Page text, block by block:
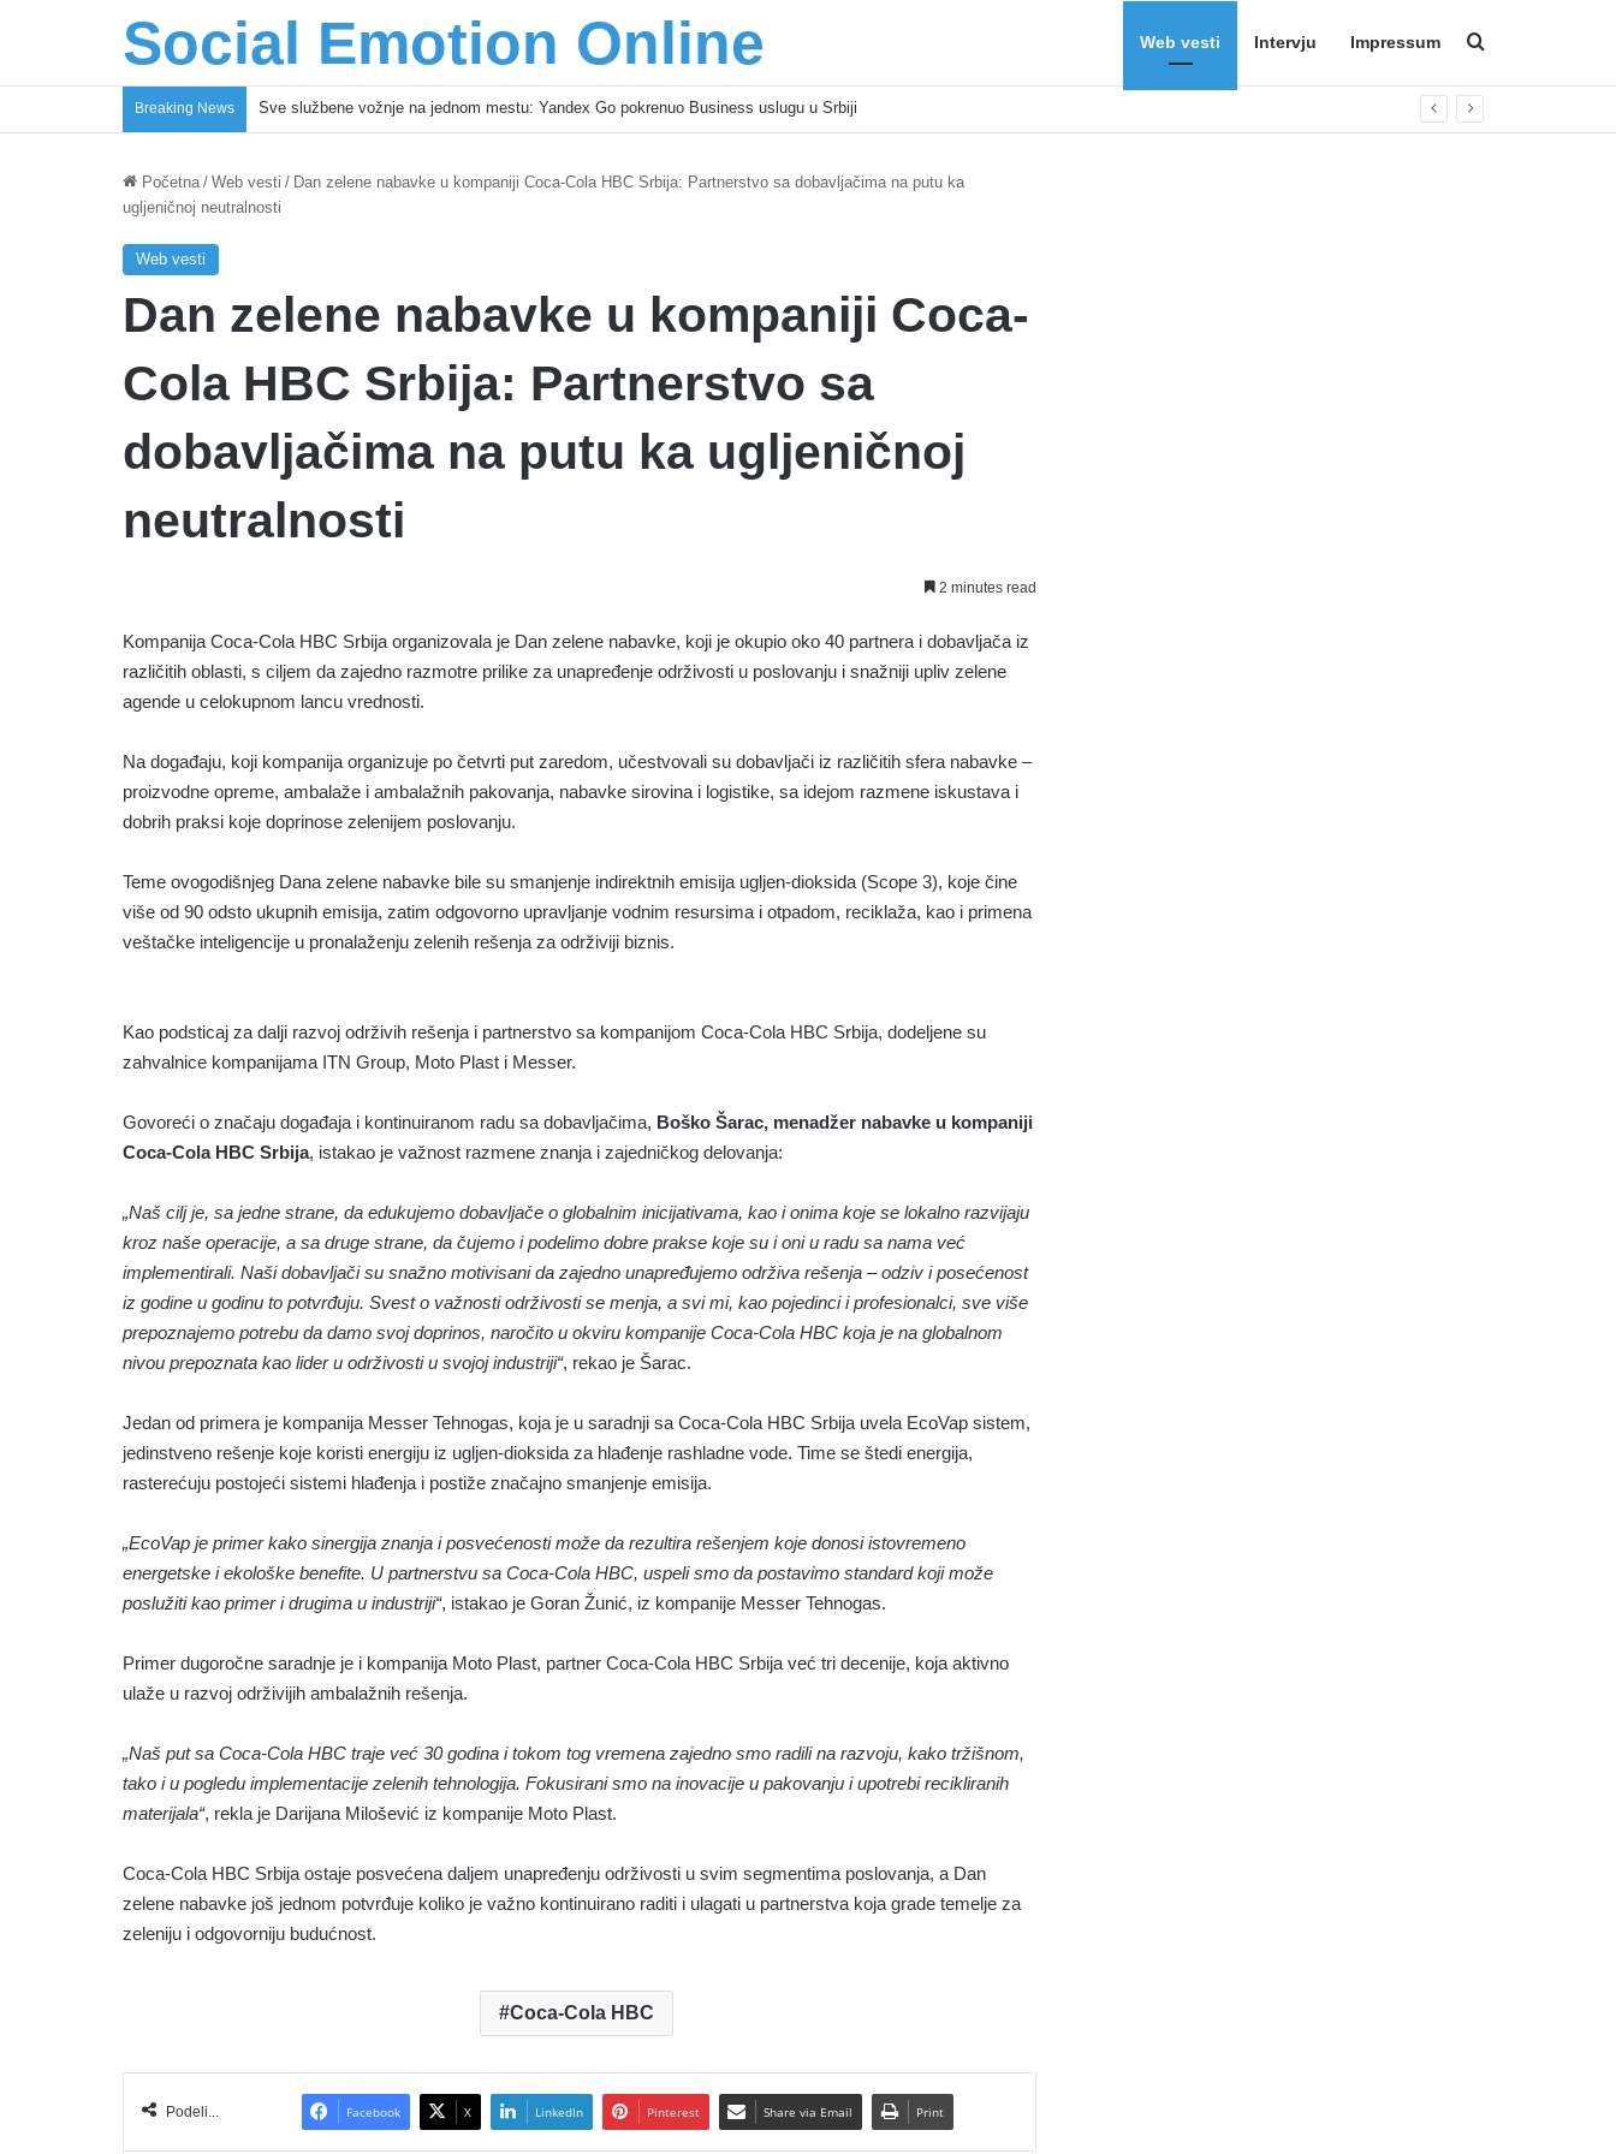
Social Emotion Online Web vesti Intervju Impressum
Breaking News Sve službene vožnje na jednom mestu: Yandex Go pokrenuo Business uslugu u Srbiji
Početna / Web vesti / Dan zelene nabavke u kompaniji Coca-Cola HBC Srbija: Partnerstvo sa dobavljačima na putu ka
ugljeničnoj neutralnosti
Web vesti
Dan zelene nabavke u kompaniji Coca-
Cola HBC Srbija: Partnerstvo sa
dobavljačima na putu ka ugljeničnoj
neutralnosti
2 minutes read
Kompanija Coca-Cola HBC Srbija organizovala je Dan zelene nabavke, koji je okupio oko 40 partnera i dobavljača iz
različitih oblasti, s ciljem da zajedno razmotre prilike za unapređenje održivosti u poslovanju i snažniji upliv zelene
agende u celokupnom lancu vrednosti.
Na događaju, koji kompanija organizuje po četvrti put zaredom, učestvovali su dobavljači iz različitih sfera nabavke –
proizvodne opreme, ambalaže i ambalažnih pakovanja, nabavke sirovina i logistike, sa idejom razmene iskustava i
dobrih praksi koje doprinose zelenijem poslovanju.
Teme ovogodišnjeg Dana zelene nabavke bile su smanjenje indirektnih emisija ugljen-dioksida (Scope 3), koje čine
više od 90 odsto ukupnih emisija, zatim odgovorno upravljanje vodnim resursima i otpadom, reciklaža, kao i primena
veštačke inteligencije u pronalaženju zelenih rešenja za održiviji biznis.
Kao podsticaj za dalji razvoj održivih rešenja i partnerstvo sa kompanijom Coca-Cola HBC Srbija, dodeljene su
zahvalnice kompanijama ITN Group, Moto Plast i Messer.
Govoreći o značaju događaja i kontinuiranom radu sa dobavljačima, Boško Šarac, menadžer nabavke u kompaniji
Coca-Cola HBC Srbija, istakao je važnost razmene znanja i zajedničkog delovanja:
„Naš cilj je, sa jedne strane, da edukujemo dobavljače o globalnim inicijativama, kao i onima koje se lokalno razvijaju
kroz naše operacije, a sa druge strane, da čujemo i podelimo dobre prakse koje su i oni u radu sa nama već
implementirali. Naši dobavljači su snažno motivisani da zajedno unapređujemo održiva rešenja – odziv i posećenost
iz godine u godinu to potvrđuju. Svest o važnosti održivosti se menja, a svi mi, kao pojedinci i profesionalci, sve više
prepoznajemo potrebu da damo svoj doprinos, naročito u okviru kompanije Coca-Cola HBC koja je na globalnom
nivou prepoznata kao lider u održivosti u svojoj industriji“, rekao je Šarac.
Jedan od primera je kompanija Messer Tehnogas, koja je u saradnji sa Coca-Cola HBC Srbija uvela EcoVap sistem,
jedinstveno rešenje koje koristi energiju iz ugljen-dioksida za hlađenje rashladne vode. Time se štedi energija,
rasterećuju postojeći sistemi hlađenja i postiže značajno smanjenje emisija.
„EcoVap je primer kako sinergija znanja i posvećenosti može da rezultira rešenjem koje donosi istovremeno
energetske i ekološke benefite. U partnerstvu sa Coca-Cola HBC, uspeli smo da postavimo standard koji može
poslužiti kao primer i drugima u industriji“, istakao je Goran Žunić, iz kompanije Messer Tehnogas.
Primer dugoročne saradnje je i kompanija Moto Plast, partner Coca-Cola HBC Srbija već tri decenije, koja aktivno
ulaže u razvoj održivijih ambalažnih rešenja.
„Naš put sa Coca-Cola HBC traje već 30 godina i tokom tog vremena zajedno smo radili na razvoju, kako tržišnom,
tako i u pogledu implementacije zelenih tehnologija. Fokusirani smo na inovacije u pakovanju i upotrebi recikliranih
materijala“, rekla je Darijana Milošević iz kompanije Moto Plast.
Coca-Cola HBC Srbija ostaje posvećena daljem unapređenju održivosti u svim segmentima poslovanja, a Dan
zelene nabavke još jednom potvrđuje koliko je važno kontinuirano raditi i ulagati u partnerstva koja grade temelje za
zeleniju i odgovorniju budućnost.
Coca-Cola HBC
Podeli... Facebook X LinkedIn Pinterest Share via Email Print